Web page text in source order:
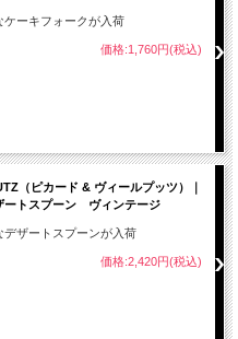
ケーキフォークが入荷
価格:1,760円(税込)
（ピカード & ヴィールプッツ）｜
トスプーン ヴィンテージ
デザートスプーンが入荷
価格:2,420円(税込)